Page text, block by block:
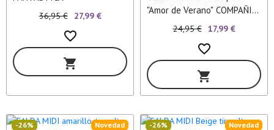
36,95 € 27,99 €
favorite_border
shopping_cart
"Amor de Verano" COMPAÑIA
FANTASTICA
24,95 € 17,99 €
favorite_border
shopping_cart
Novedad
-26% Novedad
-26%